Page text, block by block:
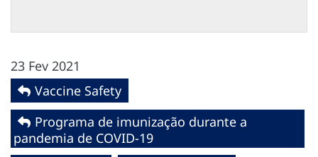
23 Fev 2021
Vaccine Safety
Programa de imunização durante a
pandemia de COVID-19